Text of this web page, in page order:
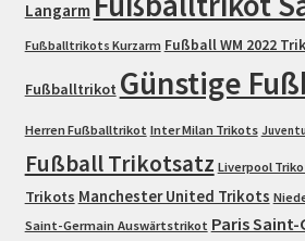
Langarm
Fußballtrikots Kurzarm Fußball WM 2022
Fußballtrikot Günstige
Herren Fußballtrikot Inter Milan Trikots
Fußball Trikotsatz Liverpool
Trikots Manchester United Trikots
Saint-Germain Auswärtstrikot Paris